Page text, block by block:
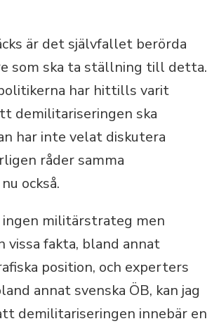
är det självfallet berörda
som ska ta ställning till detta.
har hittills varit
demilitariseringen ska
har inte velat diskutera
råder samma
också.
ingen militärstrateg men
vissa fakta, bland annat
position, och experters
annat svenska ÖB, kan jag
demilitariseringen innebär en